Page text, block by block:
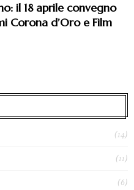
il 18 aprile convegno
Corona d’Oro e Film
(14)
(11)
(6)